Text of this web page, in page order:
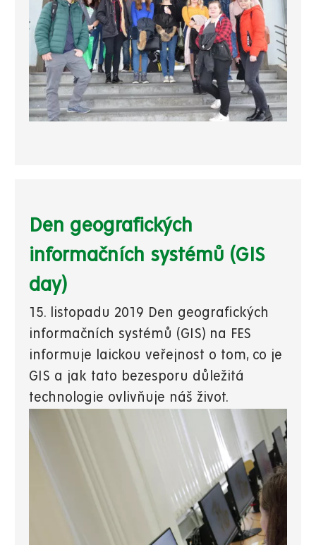
Den geografických
informačních systémů (GIS
day)
15. listopadu 2019 Den geografických
informačních systémů (GIS) na FES
informuje laickou veřejnost o tom, co je
GIS a jak tato bezesporu důležitá
technologie ovlivňuje náš život.